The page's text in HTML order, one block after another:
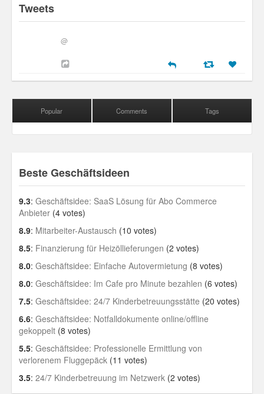
Psychos
30 Day Missions
Gin & Tonic Ranking
Tweets
@
Popular Comments Tags
Beste Geschäftsideen
9.3: Geschäftsidee: SaaS Lösung für Abo Commerce
Anbieter (4 votes)
8.9: Mitarbeiter-Austausch (10 votes)
8.5: Finanzierung für Heizöllieferungen (2 votes)
8.0: Geschäftsidee: Einfache Autovermietung (8 votes)
8.0: Geschäftsidee: Im Cafe pro Minute bezahlen (6 votes)
7.5: Geschäftsidee: 24/7 Kinderbetreuungsstätte (20 votes)
6.6: Geschäftsidee: Notfalldokumente online/offline
gekoppelt (8 votes)
5.5: Geschäftsidee: Professionelle Ermittlung von
verlorenem Fluggepäck (11 votes)
3.5: 24/7 Kinderbetreuung im Netzwerk (2 votes)